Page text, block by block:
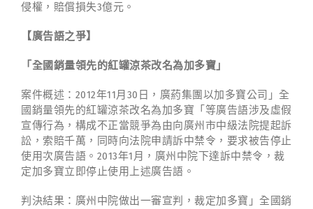
侵權，賠償損失3億元。
【廣告語之爭】
「全國銷量領先的紅罐涼茶改名為加多寶」
案件概述：2012年11月30日，廣葯集團以加多寶公司」全
國銷量領先的紅罐涼茶改名為加多寶「等廣告語涉及虛假
宣傳行為，構成不正當競爭為由向廣州市中級法院提起訴
訟，索賠千萬，同時向法院申請訴中禁令，要求被告停止
使用次廣告語。2013年1月，廣州中院下達訴中禁令，裁
定加多寶立即停止使用上述廣告語。
判決結果：廣州中院做出一審宣判，裁定加多寶」全國銷